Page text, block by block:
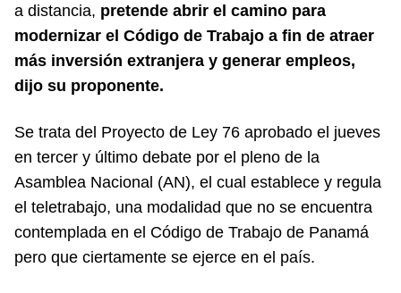
a distancia, pretende abrir el camino para
modernizar el Código de Trabajo a fin de atraer
más inversión extranjera y generar empleos,
dijo su proponente.
Se trata del Proyecto de Ley 76 aprobado el jueves
en tercer y último debate por el pleno de la
Asamblea Nacional (AN), el cual establece y regula
el teletrabajo, una modalidad que no se encuentra
contemplada en el Código de Trabajo de Panamá
pero que ciertamente se ejerce en el país.